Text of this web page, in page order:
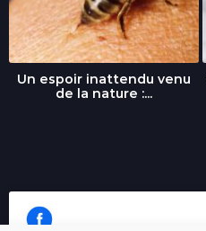
Un espoir inattendu venu
de la nature :...